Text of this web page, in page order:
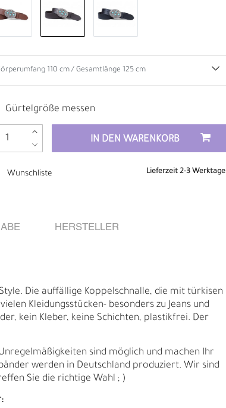
Gürtelgröße messen
IN DEN WARENKORB
Wunschliste Lieferzeit 2-3 Werktage
HERSTELLER
Die auffällige Koppelschnalle, die mit türkisen
Kleidungsstücken- besonders zu Jeans und
kein Kleber, keine Schichten, plastikfrei. Der
sind möglich und machen Ihr
werden in Deutschland produziert. Wir sind
Sie die richtige Wahl ; )